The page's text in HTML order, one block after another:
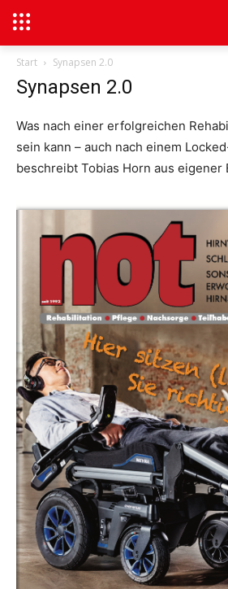
Start Synapsen 2.0
Synapsen 2.0
Was nach einer erfolgreichen
sein kann – auch nach einem
beschreibt Tobias Horn aus eigener